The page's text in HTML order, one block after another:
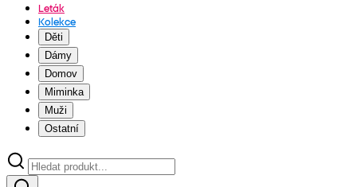
Leták
Kolekce
Děti
Dámy
Domov
Miminka
Muži
Ostatní